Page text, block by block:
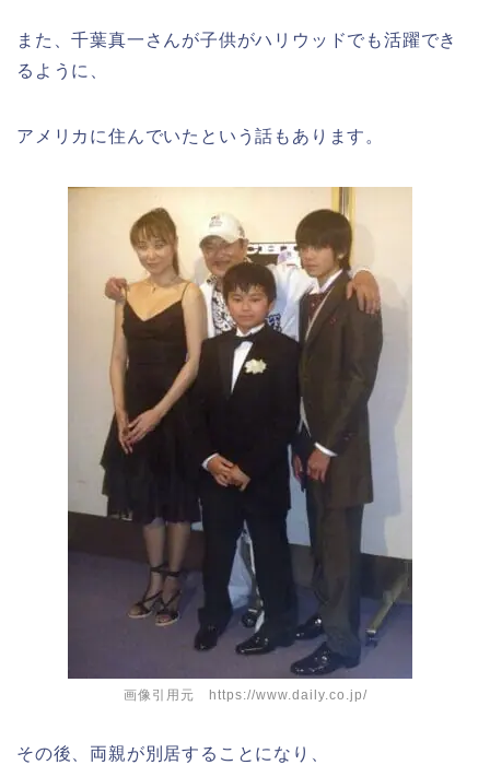
また、千葉真一さんが子供がハリウッドでも活躍でき
るように、
アメリカに住んでいたという話もあります。
画像引用元 https://www.daily.co.jp/
その後、両親が別居することになり、